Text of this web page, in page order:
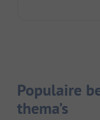
Populaire
thema’s